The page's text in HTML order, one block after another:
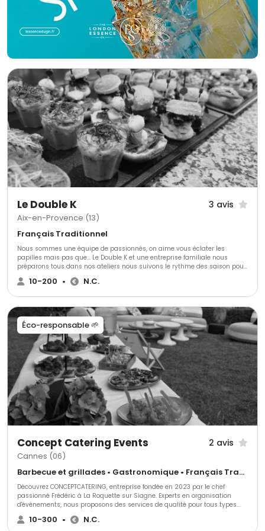
Le Double K 3 avis
Aix-en-Provence (13)
Français Traditionnel
Nous sommes une équipe de passionnés, on aime vous éclater les
papilles mais pas que... Le Double K et une entreprise familiale nous
préparons tous dans nos ateliers nous suivons le rythme des saison pour
nos produits.
10-200 • N.C.
Éco-responsable 🌱
Concept Catering Events 2 avis
Cannes (06)
Barbecue et grillades • Gastronomique • Français Traditionnel
Découvrez CONCEPTCATERING, entreprise fondée en 2023 par le chef
passionné Frédéric à La Roquette sur Siagne. Experts en organisation
d'événements, nous proposons des services de qualité pour tous types
d'occasions. Notre équipe spécialisée crée des expériences culinaires
uniques, chaque plat reflétant notre passion pour la gastronomie.
10-300 • N.C.